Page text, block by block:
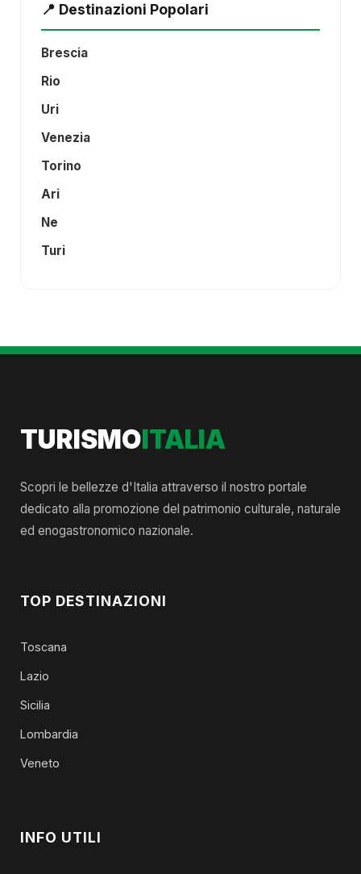
📍 Destinazioni Popolari
Brescia
Rio
Uri
Venezia
Torino
Ari
Ne
Turi
TURISMOITALIA
Scopri le bellezze d'Italia attraverso il nostro portale
dedicato alla promozione del patrimonio culturale, naturale
ed enogastronomico nazionale.
TOP DESTINAZIONI
Toscana
Lazio
Sicilia
Lombardia
Veneto
INFO UTILI